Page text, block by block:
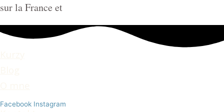
sur la France et
Facebook Instagram